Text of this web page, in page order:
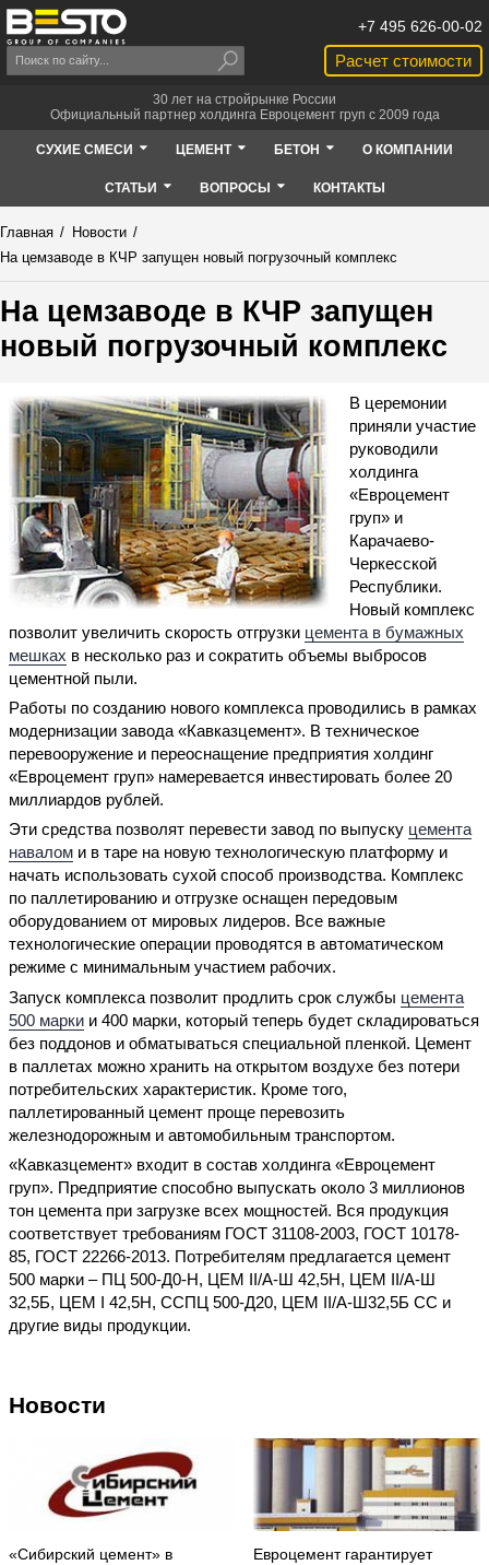
Расчет стоимости
+7 495 626-00-02
30 лет на стройрынке России
Официальный партнер холдинга Евроцемент груп с 2009 года
СУХИЕ СМЕСИ ЦЕМЕНТ БЕТОН О КОМПАНИИ
СТАТЬИ ВОПРОСЫ КОНТАКТЫ
Главная / Новости /
На цемзаводе в КЧР запущен новый погрузочный комплекс
На цемзаводе в КЧР запущен
новый погрузочный комплекс
В церемонии
приняли участие
руководили
холдинга
«Евроцемент
груп» и
Карачаево-
Черкесской
Республики.
Новый комплекс
позволит увеличить скорость отгрузки цемента в бумажных
мешках в несколько раз и сократить объемы выбросов
цементной пыли.
Работы по созданию нового комплекса проводились в рамках
модернизации завода «Кавказцемент». В техническое
перевооружение и переоснащение предприятия холдинг
«Евроцемент груп» намеревается инвестировать более 20
миллиардов рублей.
Эти средства позволят перевести завод по выпуску цемента
навалом и в таре на новую технологическую платформу и
начать использовать сухой способ производства. Комплекс
по паллетированию и отгрузке оснащен передовым
оборудованием от мировых лидеров. Все важные
технологические операции проводятся в автоматическом
режиме с минимальным участием рабочих.
Запуск комплекса позволит продлить срок службы цемента
500 марки и 400 марки, который теперь будет складироваться
без поддонов и обматываться специальной пленкой. Цемент
в паллетах можно хранить на открытом воздухе без потери
потребительских характеристик. Кроме того,
паллетированный цемент проще перевозить
железнодорожным и автомобильным транспортом.
«Кавказцемент» входит в состав холдинга «Евроцемент
груп». Предприятие способно выпускать около 3 миллионов
тон цемента при загрузке всех мощностей. Вся продукция
соответствует требованиям ГОСТ 31108-2003, ГОСТ 10178-
85, ГОСТ 22266-2013. Потребителям предлагается цемент
500 марки – ПЦ 500-Д0-Н, ЦЕМ II/А-Ш 42,5Н, ЦЕМ II/А-Ш
32,5Б, ЦЕМ I 42,5Н, ССПЦ 500-Д20, ЦЕМ II/А-Ш32,5Б СС и
другие виды продукции.
Новости
«Сибирский цемент» в
Евроцемент гарантирует